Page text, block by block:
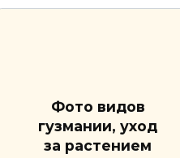
Фото видов
гузмании, уход
за растением